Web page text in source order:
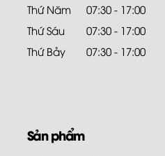
Thứ Năm
07:30 - 17:00
Thứ Sáu
07:30 - 17:00
Thứ Bảy
07:30 - 17:00
Sản phẩm